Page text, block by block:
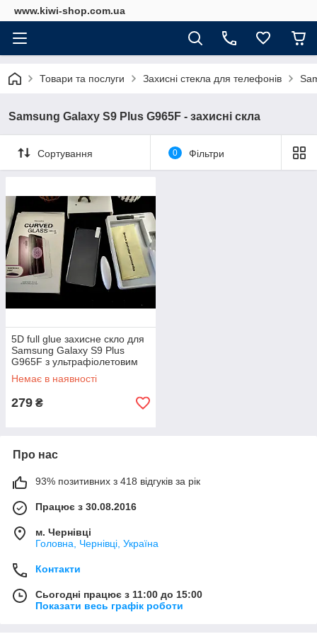
www.kiwi-shop.com.ua
Товари та послуги Захисні стекла для телефонів
Samsung Galaxy S9 Plus G965F - захисні скла
Сортування 0 Фільтри
5D full glue захисне скло для
Samsung Galaxy S9 Plus
G965F з ультрафіолетовим
клеєм (повне проклеювання)
Немає в наявності
279 ₴
Про нас
93% позитивних з 418 відгуків за рік
Працює з 30.08.2016
м. Чернівці
Головна, Чернівці, Україна
Контакти
Сьогодні працює з 11:00 до 15:00
Показати весь графік роботи